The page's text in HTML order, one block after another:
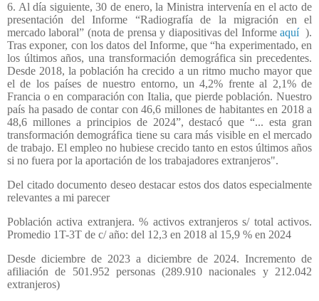
6. Al día siguiente, 30 de enero, la Ministra intervenía en el acto de
presentación del Informe “Radiografía de la migración en el
mercado laboral” (nota de prensa y diapositivas del Informeaquí ).
Tras exponer, con los datos del Informe, que “ha experimentado, en
los últimos años, una transformación demográfica sin precedentes.
Desde 2018, la población ha crecido a un ritmo mucho mayor que
el de los países de nuestro entorno, un 4,2% frente al 2,1% de
Francia o en comparación con Italia, que pierde población. Nuestro
país ha pasado de contar con 46,6 millones de habitantes en 2018 a
48,6 millones a principios de 2024”, destacó que “... esta gran
transformación demográfica tiene su cara más visible en el mercado
de trabajo. El empleo no hubiese crecido tanto en estos últimos años
si no fuera por la aportación de los trabajadores extranjeros".
Del citado documento deseo destacar estos dos datos especialmente
relevantes a mi parecer
Población activa extranjera. % activos extranjeros s/ total activos.
Promedio 1T-3T de c/ año: del 12,3 en 2018 al 15,9 % en 2024
Desde diciembre de 2023 a diciembre de 2024. Incremento de
afiliación de 501.952 personas (289.910 nacionales y 212.042
extranjeros)